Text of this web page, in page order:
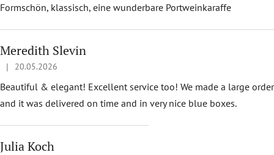
Formschön, klassisch, eine wunderbare Portweinkaraffe
Meredith Slevin
Hodnotenie obchodu je 5 z 5 hviezdičiek.
| 20.05.2026
Beautiful & elegant! Excellent service too! We made a large order
and it was delivered on time and in very nice blue boxes.
Julia Koch